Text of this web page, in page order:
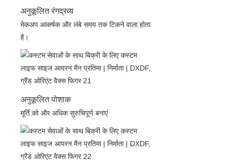
अनुकूलित रंगद्रव्य
मेकअप आकर्षक और लंबे समय तक टिकने वाला होता
है।
अनुकूलित पोशाक
मूर्ति को और अधिक सुरुचिपूर्ण बनाएं